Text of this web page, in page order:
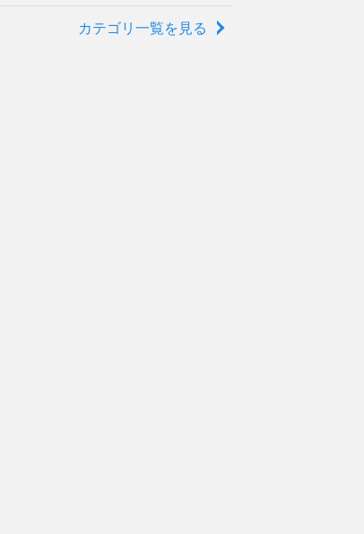
カテゴリ一覧を見る